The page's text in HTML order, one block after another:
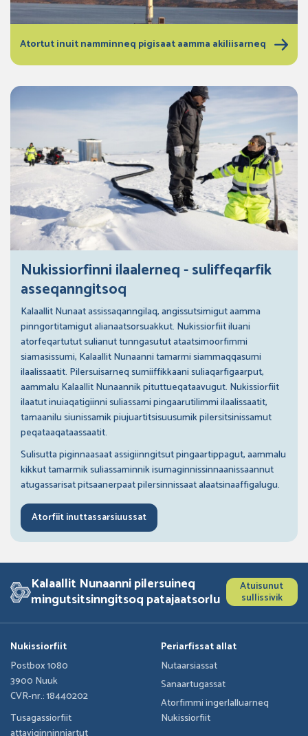
Atortut inuit namminneq pigisaat aamma akiliisarneq
Nukissiorfinni ilaalerneq - suliffeqarfik
asseqanngitsoq
Kalaallit Nunaat assissaqanngilaq, angissutsimigut aamma
pinngortitamigut alianaatsorsuakkut. Nukissiorfiit iluani
atorfeqartutut sulianut tunngasutut ataatsimoorfimmi
siamasissumi, Kalaallit Nunaanni tamarmi siammaqqasumi
ilaalissaatit. Pilersuisarneq sumiiffikkaani suliaqarfigaarput,
aammalu Kalaallit Nunaannik pituttueqataavugut. Nukissiorfiit
ilaatut inuiaqatigiinni suliassami pingaarutilimmi ilaalissaatit,
tamaanilu siunissamik piujuartitsisuusumik pilersitsinissamut
peqataaqataassaatit.
Sulisutta piginnaasaat assigiinngitsut pingaartippagut, aammalu
kikkut tamarmik suliassaminnik isumaginnissinnaanissaannut
atugassarisat pitsaanerpaat pilersinnissaat alaatsinaaffigalugu.
Atorfiit inuttassarsiuussat
Kalaallit Nunaanni pilersuineq
mingutsitsinngitsoq patajaatsorlu
Atuisunut
sullissivik
Nukissiorfiit
Postbox 1080
3900 Nuuk
CVR-nr.: 18440202
Tusagassiorfiit
Periarfissat allat
Nutaarsiassat
Sanaartugassat
Atorfimmi ingerlalluarneq
Nukissiorfiit